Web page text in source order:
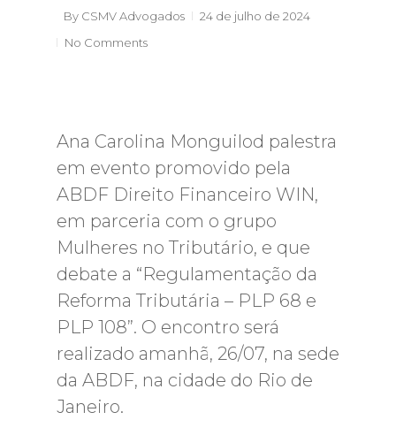
By CSMV Advogados
24 de julho de 2024
No Comments
Ana Carolina Monguilod palestra
em evento promovido pela
ABDF Direito Financeiro WIN,
em parceria com o grupo
Mulheres no Tributário, e que
debate a “Regulamentação da
Reforma Tributária – PLP 68 e
PLP 108”. O encontro será
realizado amanhã, 26/07, na sede
da ABDF, na cidade do Rio de
Janeiro.